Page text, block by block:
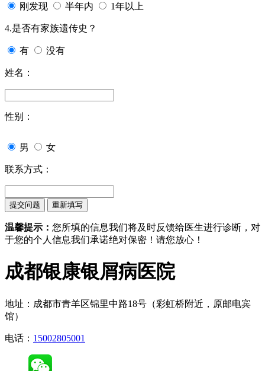
刚发现 半年内 1年以上
4.是否有家族遗传史？
有 没有
姓名：
性别：
男 女
联系方式：
温馨提示： 您所填的信息我们将及时反馈给医生进行诊断，对
于您的个人信息我们承诺绝对保密！请您放心！
成都银康银屑病医院
地址：成都市青羊区锦里中路18号（彩虹桥附近，原邮电宾
馆）
电话： 15002805001